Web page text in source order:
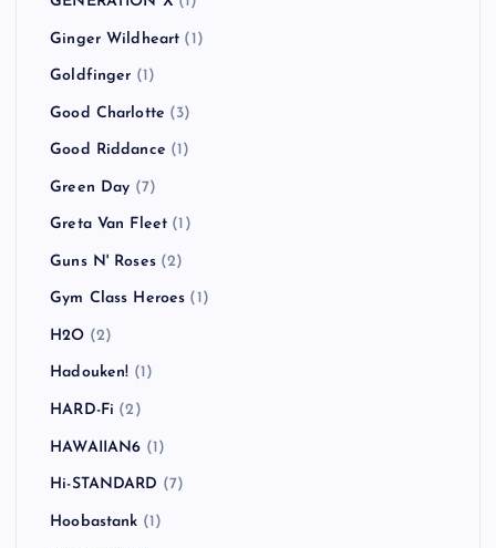
Ginger Wildheart (1)
Goldfinger (1)
Good Charlotte (3)
Good Riddance (1)
Green Day (7)
Greta Van Fleet (1)
Guns N' Roses(2)
Gym Class Heroes (1)
H2O (2)
Hadouken! (1)
HARD-Fi (2)
HAWAIIAN6 (1)
Hi-STANDARD (7)
Hoobastank (1)